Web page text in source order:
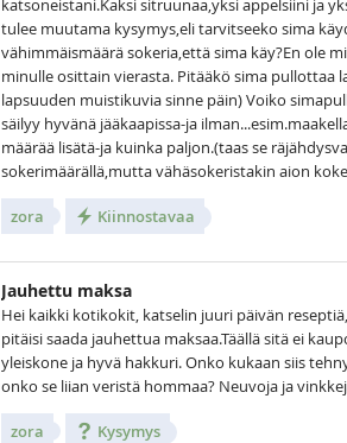
katsoneistani.Kaksi sitruunaa,yksi appelsiini ja
tulee muutama kysymys,eli tarvitseeko sima
vähimmäismäärä sokeria,että sima käy?En ole
minulle osittain vierasta. Pitääkö sima pullottaa
lapsuuden muistikuvia sinne päin) Voiko
säilyy hyvänä jääkaapissa-ja
määrää lisätä-ja kuinka paljon.(taas se
sokerimäärällä,mutta vähäsokeristakin aion
zora Kiinnostavaa
Jauhettu maksa
Hei kaikki kotikokit, katselin juuri päivän
pitäisi saada jauhettua maksaa.Täällä sitä ei
yleiskone ja hyvä hakkuri. Onko kukaan siis
onko se liian veristä hommaa? Neuvoja ja
zora Kysymys